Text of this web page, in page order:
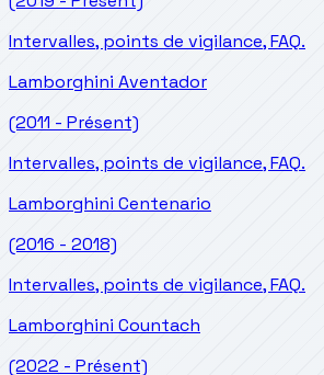
Intervalles, points de vigilance, FAQ.
Lamborghini Aventador
(2011 - Présent)
Intervalles, points de vigilance, FAQ.
Lamborghini Centenario
(2016 - 2018)
Intervalles, points de vigilance, FAQ.
Lamborghini Countach
(2022 - Présent)